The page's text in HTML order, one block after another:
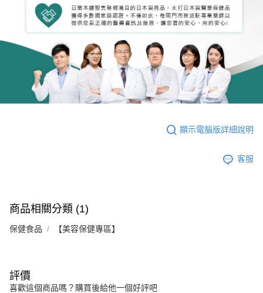
顯示電腦版詳細說明
客服
商品相關分類 (1)
保健食品 【美容保健專區】
評價
喜歡這個商品嗎？購買後給他一個好評吧